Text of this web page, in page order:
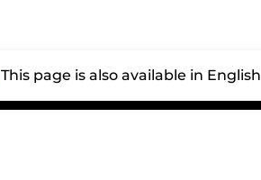
This page is also available in English